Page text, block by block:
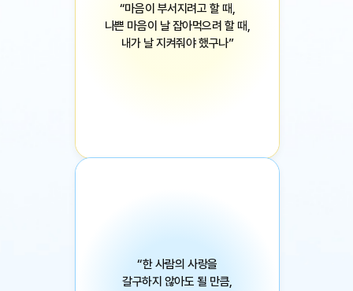
“마음이 부서지려고 할 때,
나쁜 마음이 날 잡아먹으려 할 때,
내가 날 지켜줘야 했구나”
“한 사람의 사랑을
갈구하지 않아도 될 만큼,